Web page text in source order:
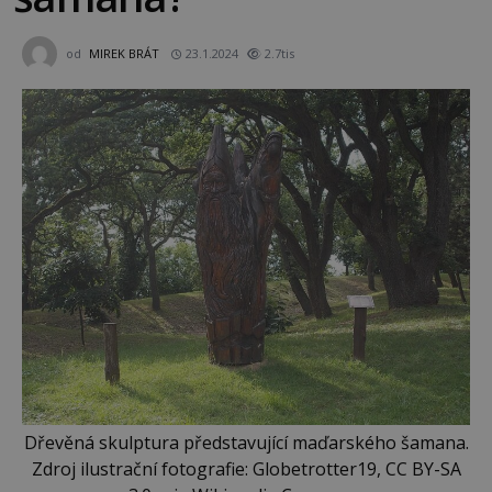
od MIREK BRÁT 23.1.2024 2.7tis
Dřevěná skulptura představující maďarského šamana.
Zdroj ilustrační fotografie: Globetrotter19, CC BY-SA